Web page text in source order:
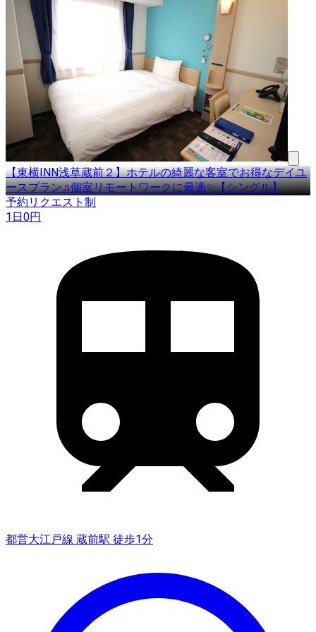
【東横INN浅草蔵前２】ホテルの綺麗な客室でお得なデイユ
ースプラン♫個室リモートワークに最適✨【シングル】
予約リクエスト制
1日0円
都営大江戸線 蔵前駅 徒歩1分